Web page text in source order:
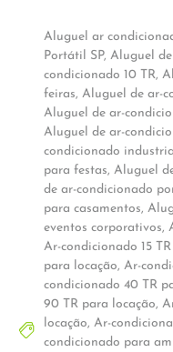
Aluguel ar
Portátil SP, Aluguel
condicionado 10 TR,
feiras, Aluguel de ar-
Aluguel de ar-
Aluguel de ar-
condicionado
para festas, Aluguel
de ar-condicionado
para casamentos,
eventos corporativos,
Ar-condicionado 15
para locação, Ar-
condicionado 40 TR
90 TR para locação,
locação, Ar-
condicionado para